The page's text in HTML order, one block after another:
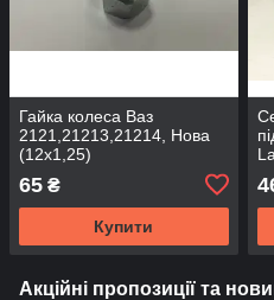
Гайка колеса Ваз
2121,21213,21214, Нова
(12х1,25)
65 ₴
Купити
Акційні пропозиції та